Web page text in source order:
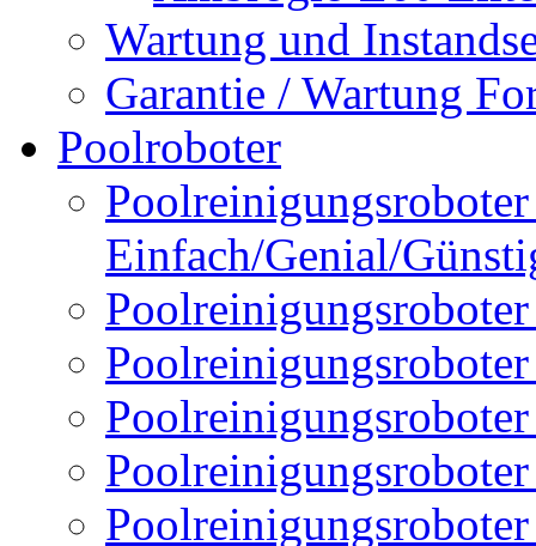
Wartung und
Garantie / Wartung
Poolroboter
Einfach/Genial/